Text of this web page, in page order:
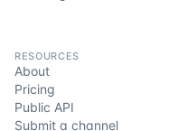
RESOURCES
About
Pricing
Public API
Submit a channel